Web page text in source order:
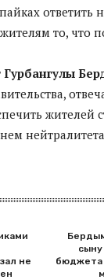
ответить
то, что
Гурбангулы
жителей
не
бюджета